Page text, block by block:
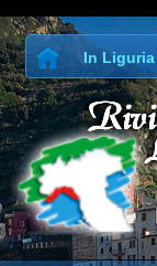
In Liguria